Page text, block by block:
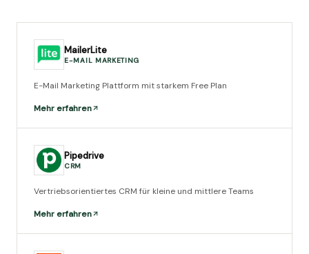
MailerLite
E-MAIL MARKETING
E-Mail Marketing Plattform mit starkem Free Plan
Mehr erfahren
Pipedrive
CRM
Vertriebsorientiertes CRM für kleine und mittlere Teams
Mehr erfahren